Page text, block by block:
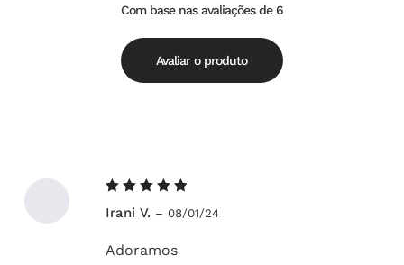
Avaliação
5.00de
5
Com base nas avaliações de 6
Avaliar o produto
5de 5
Irani V. – 08/01/24
Adoramos